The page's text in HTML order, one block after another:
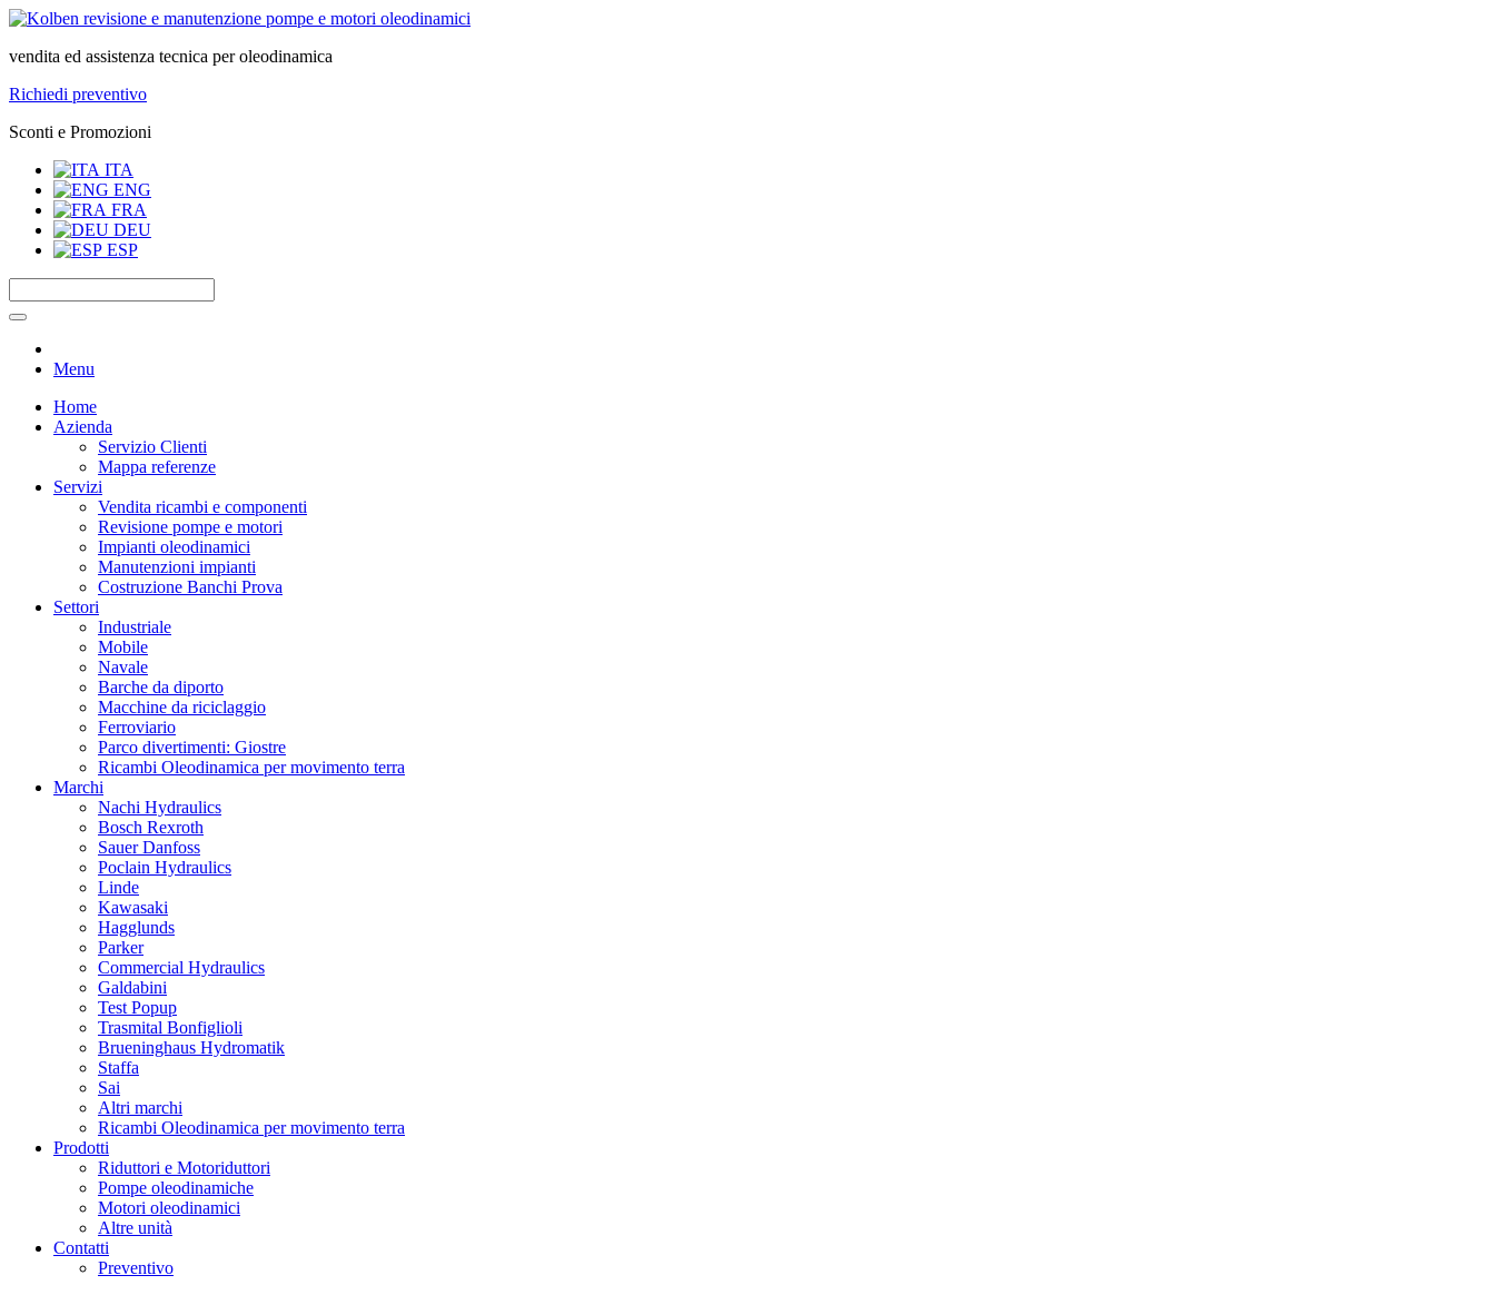
vendita ed assistenza tecnica per oleodinamica
Richiedi preventivo
Sconti e Promozioni
ITA
ENG
FRA
DEU
ESP
Menu
Home
Azienda
Servizio Clienti
Mappa referenze
Servizi
Vendita ricambi e componenti
Revisione pompe e motori
Impianti oleodinamici
Manutenzioni impianti
Costruzione Banchi Prova
Settori
Industriale
Mobile
Navale
Barche da diporto
Macchine da riciclaggio
Ferroviario
Parco divertimenti: Giostre
Ricambi Oleodinamica per movimento terra
Marchi
Nachi Hydraulics
Bosch Rexroth
Sauer Danfoss
Poclain Hydraulics
Linde
Kawasaki
Hagglunds
Parker
Commercial Hydraulics
Galdabini
Test Popup
Trasmital Bonfiglioli
Brueninghaus Hydromatik
Staffa
Sai
Altri marchi
Ricambi Oleodinamica per movimento terra
Prodotti
Riduttori e Motoriduttori
Pompe oleodinamiche
Motori oleodinamici
Altre unità
Contatti
Preventivo